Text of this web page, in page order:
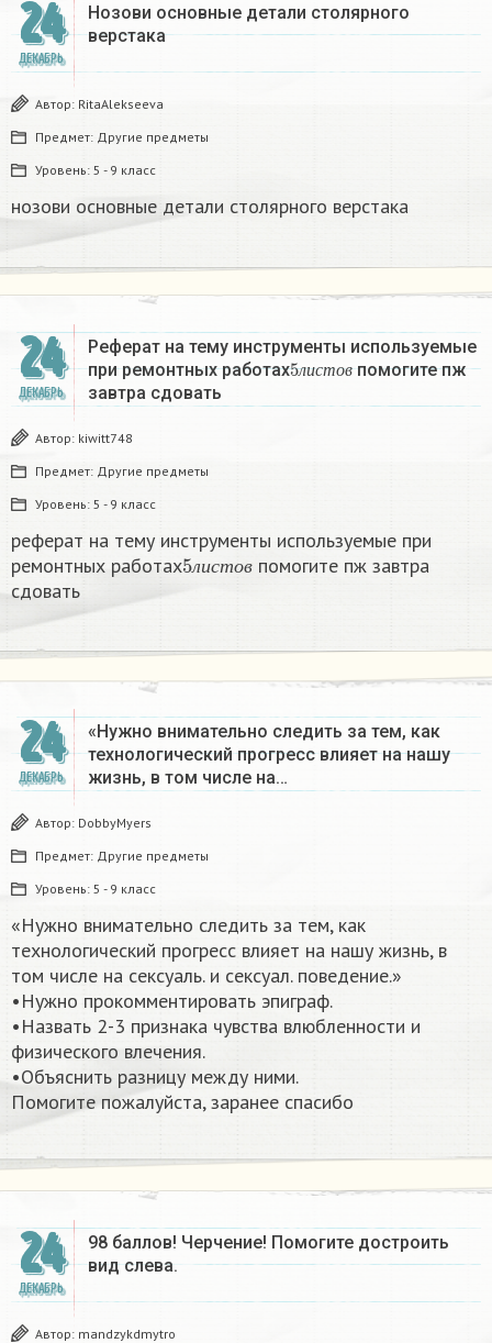
24
ДЕКАБРЬ
Нозови основные детали столярного
верстака
Автор: RitaAlekseeva
Предмет: Другие предметы
Уровень: 5 - 9 класс
нозови основные детали столярного верстака
24
ДЕКАБРЬ
Реферат на тему инструменты используемые
при ремонтных работах
листов
5лис тов
помогите пж
завтра сдовать​
Автор: kiwitt748
Предмет: Другие предметы
Уровень: 5 - 9 класс
реферат на тему инструменты используемые при
ремонтных работах
л ист ов
5листовпомогите пж завтра
сдовать​
24
ДЕКАБРЬ
«Нужно внимательно следить за тем, как
технологический прогресс влияет на нашу
жизнь, в том числе на…
Автор: DobbyMyers
Предмет: Другие предметы
Уровень: 5 - 9 класс
«Нужно внимательно следить за тем, как
технологический прогресс влияет на нашу жизнь, в
том числе на сексуаль. и сексуал. поведение.»
•Нужно прокомментировать эпиграф.
•Назвать 2-3 признака чувства влюбленности и
физического влечения.
•Объяснить разницу между ними.
Помогите пожалуйста, заранее спасибо​
24
ДЕКАБРЬ
98 баллов! Черчение! Помогите достроить
вид слева.
Автор: mandzykdmytro